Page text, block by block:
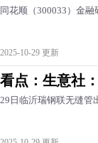
同花顺（300033）金
2025-10-29 更新
看点：生意社
29日临沂瑞钢联无缝管